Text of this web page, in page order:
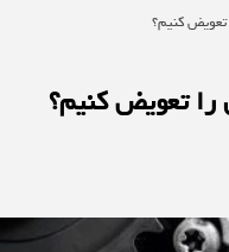
کنیم؟
تعویض کنیم؟